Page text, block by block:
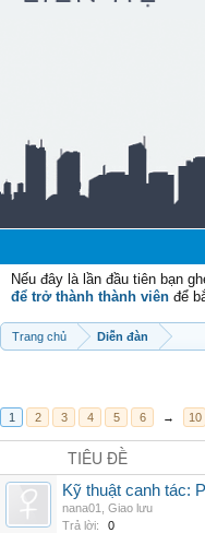
Nếu đây là lần đầu tiên bạn
để trở thành thành viên để
Trang chủ Diễn đàn
1 2 3 4 5 6 → 10
TIÊU ĐỀ
Kỹ thuật canh tác:
nana01
Giao lưu
Trả lời:
0